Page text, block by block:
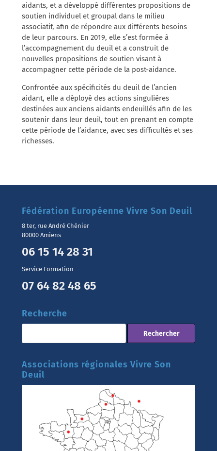
aidants, et a développé différentes propositions de
soutien individuel et groupal dans le milieu
associatif, afin de répondre aux différents besoins
de leur parcours. En 2019, elle s’est formée à
l’accompagnement du deuil et a construit de
nouvelles propositions de soutien visant à
accompagner cette période de la post-aidance.
Confrontée aux spécificités du deuil de l’ancien
aidant, elle a déployé des actions singulières
destinées aux anciens aidants endeuillés afin de les
soutenir dans leur deuil, tout en prenant en compte
cette période de l’aidance, avec ses difficultés et ses
richesses.
Fédération Européenne Vivre Son Deuil
8 ter, rue André Chénier
80000 Amiens
06 15 14 28 31
Service Formation
07 64 82 48 65
Recherche
Associations régionales Vivre Son
Deuil